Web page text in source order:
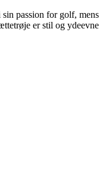
passion for golf, mens
er stil og ydeevne